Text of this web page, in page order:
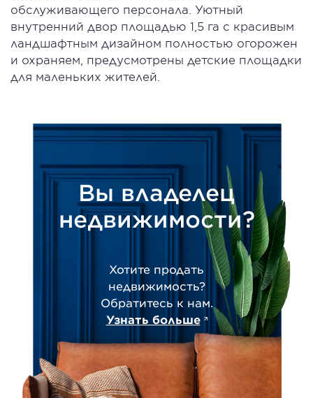
обслуживающего персонала. Уютный
внутренний двор площадью 1,5 га с красивым
ландшафтным дизайном полностью огорожен
и охраняем, предусмотрены детские площадки
для маленьких жителей.
Вы владелец
недвижимости?
Хотите продать
недвижимость?
Обратитесь к нам.
Узнать больше